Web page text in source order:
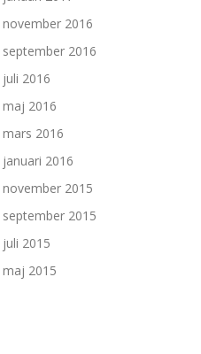
november 2016
september 2016
juli 2016
maj 2016
mars 2016
januari 2016
november 2015
september 2015
juli 2015
maj 2015